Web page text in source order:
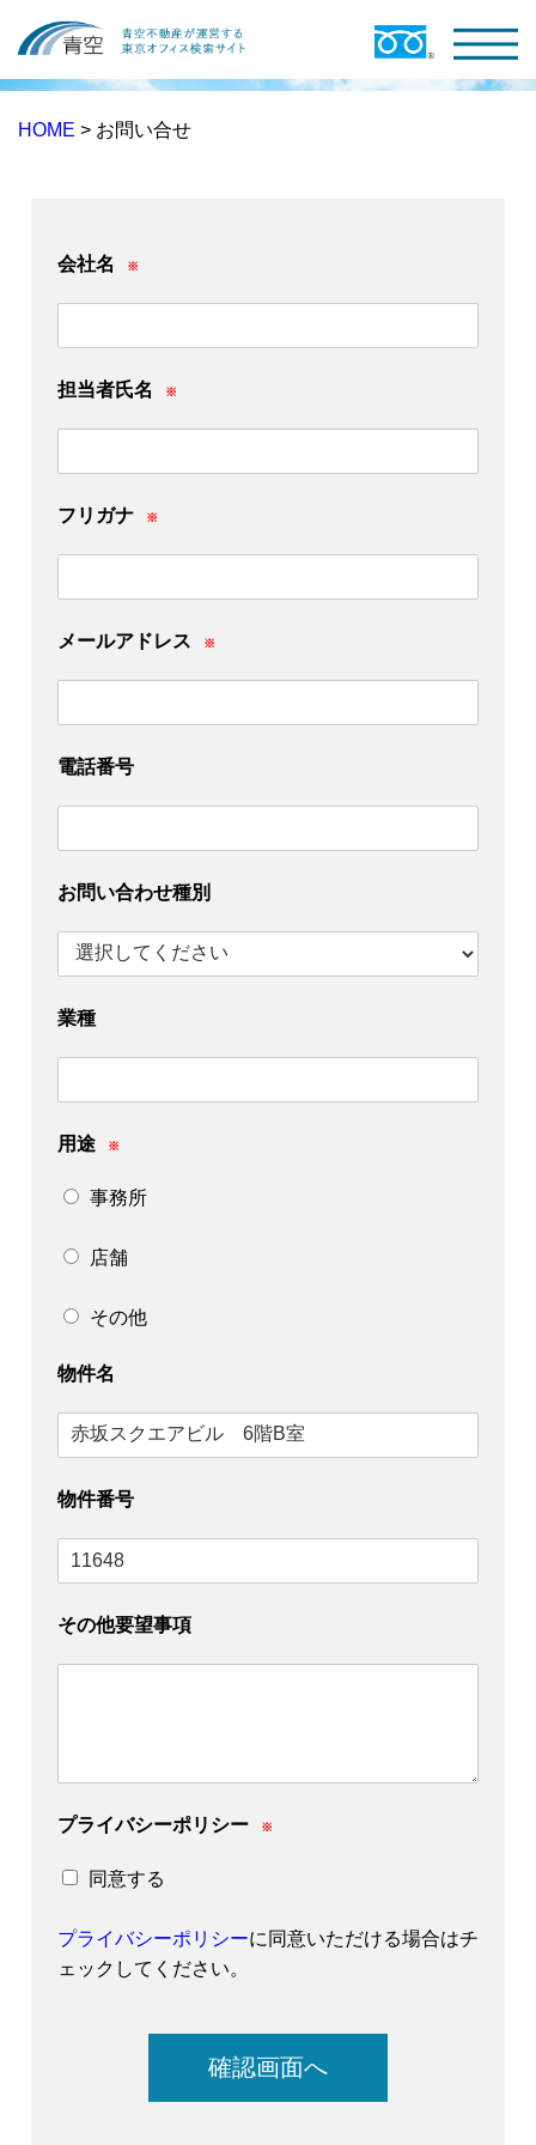
HOME > お問い合せ
会社名 ※
担当者氏名 ※
フリガナ ※
メールアドレス ※
電話番号
お問い合わせ種別
業種
用途 ※
事務所
店舗
その他
物件名
物件番号
その他要望事項
プライバシーポリシー ※
同意する
プライバシーポリシーに同意いただける場合はチ
ェックしてください。
確認画面へ